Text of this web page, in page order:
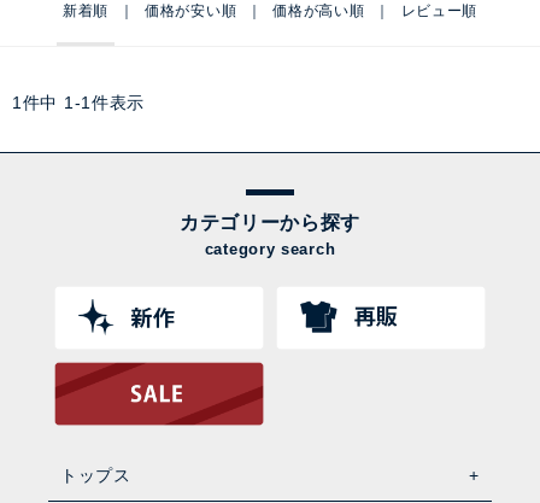
新着順 価格が安い順 価格が高い順 レビュー順
1 件中 1 -1 件表示
カテゴリーから探す
category search
トップス